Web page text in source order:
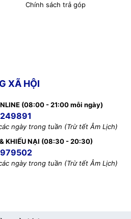
Chính sách trả góp
XÃ HỘI
(08:00 - 21:00 mỗi ngày)
ngày trong tuần (Trừ tết Âm Lịch)
& KHIẾU NẠI (08:30 - 20:30)
ngày trong tuần (Trừ tết Âm Lịch)